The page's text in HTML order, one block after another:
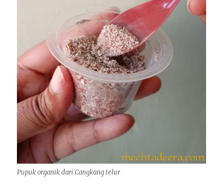
Pupuk organik dari Cangkang telur